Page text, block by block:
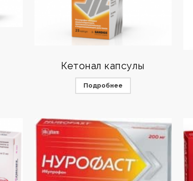
Кетонал капсулы
Подробнее